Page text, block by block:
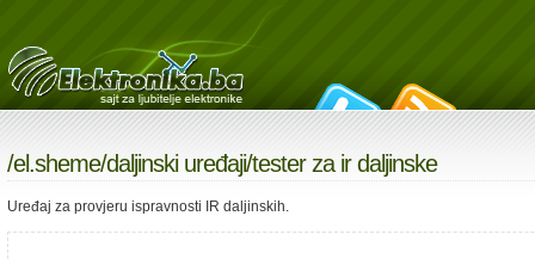
/el.sheme/daljinski uređaji/tester za ir daljinske
Uređaj za provjeru ispravnosti IR daljinskih.